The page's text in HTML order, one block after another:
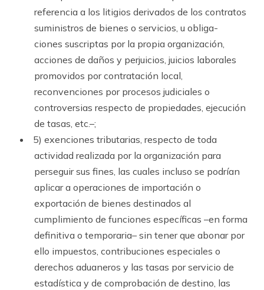
referencia a los liti­gios de­rivados de los contratos
suministros de bienes o servicios, u obli­ga­
ciones sus­criptas por la propia organización,
acciones de daños y perjuicios, juicios laborales
promovidos por contratación local,
reconvenciones por procesos judiciales o
controversias respecto de propiedades, ejecución
de ta­sas, etc.–;
5) exenciones tributarias, respecto de toda
actividad realizada por la organización para
perseguir sus fines, las cuales incluso se podrían
aplicar a operaciones de importación o
exportación de bienes destinados al
cumplimiento de fun­ciones específicas –en forma
definitiva o temporaria– sin tener que abonar por
ello impuestos, contribuciones especiales o
derechos aduaneros y las tasas por servicio de
estadística y de comprobación de destino, las